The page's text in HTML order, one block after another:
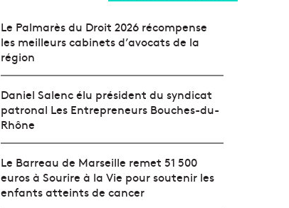
Le Palmarès du Droit 2026 récompense
les meilleurs cabinets d’avocats de la
région
Daniel Salenc élu président du syndicat
patronal Les Entrepreneurs Bouches-du-
Rhône
Le Barreau de Marseille remet 51 500
euros à Sourire à la Vie pour soutenir les
enfants atteints de cancer